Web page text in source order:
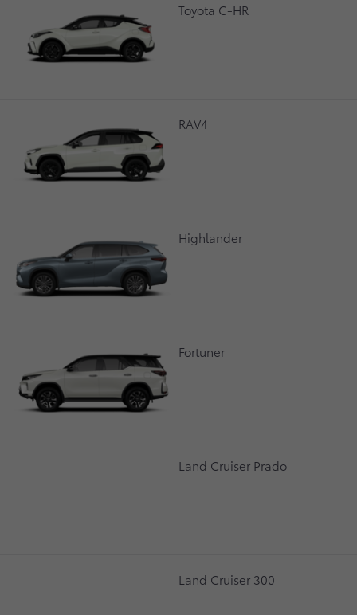
Toyota C-HR
RAV4
Highlander
Fortuner
Land Cruiser Prado
Land Cruiser 300